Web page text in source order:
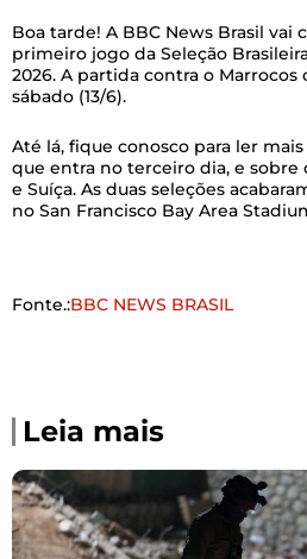
Boa tarde! A BBC News Brasil
primeiro jogo da Seleção
2026. A partida contra o Marrocos
sábado (13/6).
Até lá, fique conosco para ler
que entra no terceiro dia, e
e Suíça. As duas seleções
no San Francisco Bay Area
Fonte.:BBC NEWS BRASIL
Leia mais